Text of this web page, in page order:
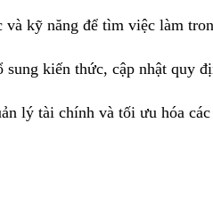
kỹ năng để tìm việc làm
kiến thức, cập nhật quy
lý tài chính và tối ưu hóa